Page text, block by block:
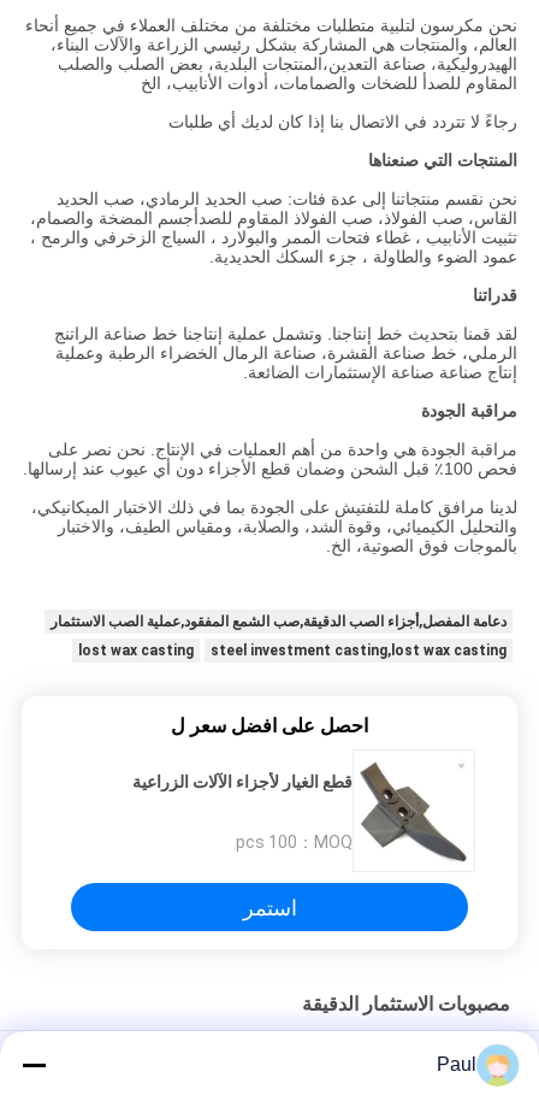
نحن مكرسون لتلبية متطلبات مختلفة من مختلف العملاء في جميع أنحاء
العالم، والمنتجات هي المشاركة بشكل رئيسي الزراعة والآلات البناء،
الهيدروليكية، صناعة التعدين،المنتجات البلدية، بعض الصلب والصلب
المقاوم للصدأ للضخات والصمامات، أدوات الأنابيب، الخ
رجاءً لا تتردد في الاتصال بنا إذا كان لديك أي طلبات
المنتجات التي صنعناها
نحن نقسم منتجاتنا إلى عدة فئات: صب الحديد الرمادي، صب الحديد
القاس، صب الفولاذ، صب الفولاذ المقاوم للصدأجسم المضخة والصمام،
تثبيت الأنابيب ، غطاء فتحات الممر والبولارد ، السياج الزخرفي والرمح ،
عمود الضوء والطاولة ، جزء السكك الحديدية.
قدراتنا
لقد قمنا بتحديث خط إنتاجنا. وتشمل عملية إنتاجنا خط صناعة الراتنج
الرملي، خط صناعة القشرة، صناعة الرمال الخضراء الرطبة وعملية
إنتاج صناعة صناعة الإستثمارات الضائعة.
مراقبة الجودة
مراقبة الجودة هي واحدة من أهم العمليات في الإنتاج. نحن نصر على
فحص 100٪ قبل الشحن وضمان قطع الأجزاء دون أي عيوب عند إرسالها.
لدينا مرافق كاملة للتفتيش على الجودة بما في ذلك الاختبار الميكانيكي،
والتحليل الكيميائي، وقوة الشد، والصلابة، ومقياس الطيف، والاختبار
بالموجات فوق الصوتية، الخ.
دعامة المفصل,أجزاء الصب الدقيقة,صب الشمع المفقود,عملية الصب الاستثمار
steel investment casting,lost wax casting
lost wax casting
احصل على افضل سعر ل
قطع الغيار لأجزاء الآلات الزراعية
MOQ：
100 pcs
استمر
مصبوبات الاستثمار الدقيقة
قطع الشمع المفقودة من الفولاذ المقاوم للصدأ خدمات الصب لوازم
المركبات الميكانيكية
Paul